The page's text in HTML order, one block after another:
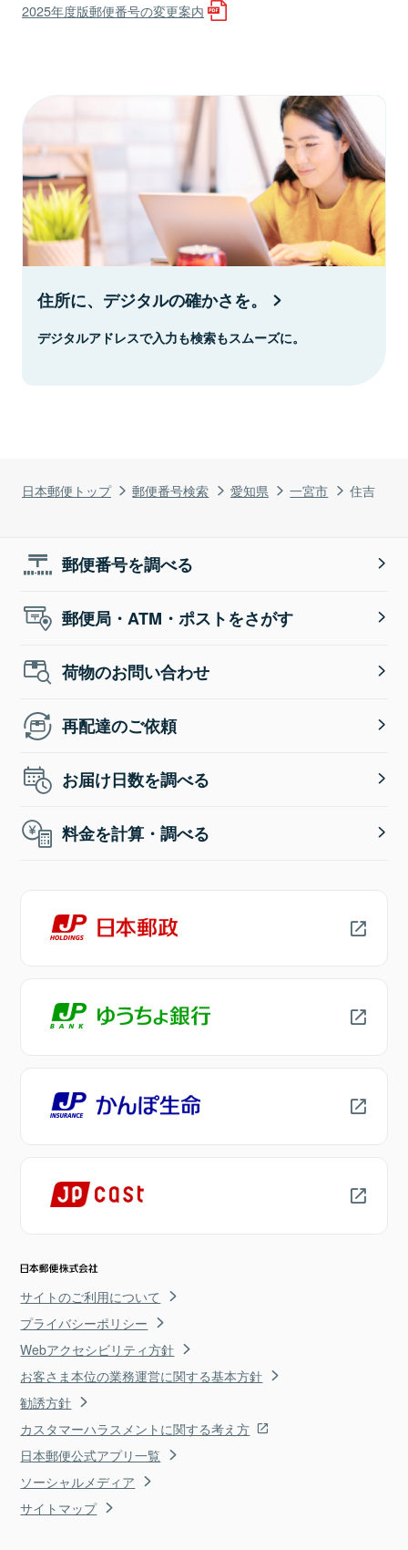
日本郵便トップ 郵便番号検索 愛知県 一宮市 住吉
2025年度版郵便番号の変更案内
住所に、デジタルの確かさを。
デジタルアドレスで入力も検索もスムーズに。
郵便番号を調べる
郵便局・ATM・ポストをさがす
荷物のお問い合わせ
再配達のご依頼
お届け日数を調べる
料金を計算・調べる
サイトのご利用について
プライバシーポリシー
Webアクセシビリティ方針
お客さま本位の業務運営に関する基本方針
勧誘方針
カスタマーハラスメントに関する考え方
日本郵便公式アプリ一覧
ソーシャルメディア
サイトマップ